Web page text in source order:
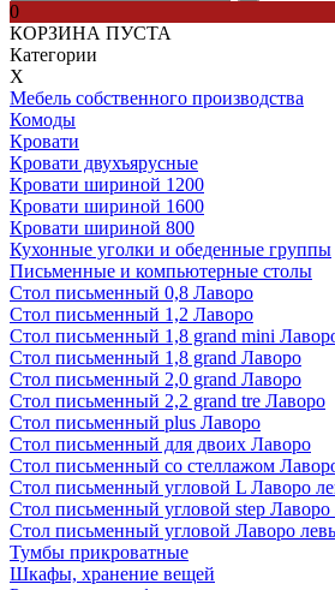
0
КОРЗИНА ПУСТА
Категории
Х
Мебель собственного производства
Комоды
Кровати
Кровати двухъярусные
Кровати шириной 1200
Кровати шириной 1600
Кровати шириной 800
Кухонные уголки и обеденные группы
Письменные и компьютерные столы
Стол письменный 0,8 Лаворо
Стол письменный 1,2 Лаворо
Стол письменный 1,8 grand mini
Стол письменный 1,8 grand Лаворо
Стол письменный 2,0 grand Лаворо
Стол письменный 2,2 grand tre Лаворо
Стол письменный plus Лаворо
Стол письменный для двоих Лаворо
Стол письменный со стеллажом
Стол письменный угловой L Лаворо
Стол письменный угловой step
Стол письменный угловой Лаворо
Тумбы прикроватные
Шкафы, хранение вещей